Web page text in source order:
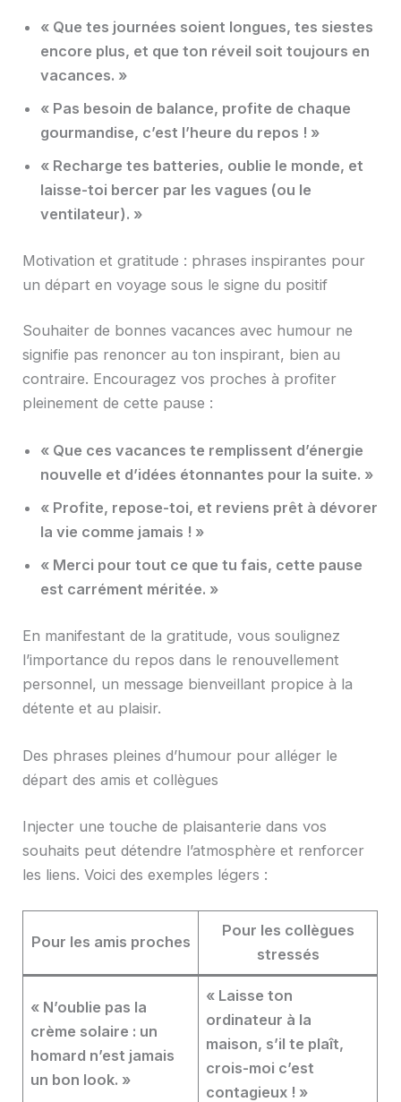
« Que tes journées soient longues, tes siestes
encore plus, et que ton réveil soit toujours en
vacances. »
« Pas besoin de balance, profite de chaque
gourmandise, c’est l’heure du repos ! »
« Recharge tes batteries, oublie le monde, et
laisse-toi bercer par les vagues (ou le
ventilateur). »
Motivation et gratitude : phrases inspirantes pour
un départ en voyage sous le signe du positif
Souhaiter de bonnes vacances avec humour ne
signifie pas renoncer au ton inspirant, bien au
contraire. Encouragez vos proches à profiter
pleinement de cette pause :
« Que ces vacances te remplissent d’énergie
nouvelle et d’idées étonnantes pour la suite. »
« Profite, repose-toi, et reviens prêt à dévorer
la vie comme jamais ! »
« Merci pour tout ce que tu fais, cette pause
est carrément méritée. »
En manifestant de la gratitude, vous soulignez
l’importance du repos dans le renouvellement
personnel, un message bienveillant propice à la
détente et au plaisir.
Des phrases pleines d’humour pour alléger le
départ des amis et collègues
Injecter une touche de plaisanterie dans vos
souhaits peut détendre l’atmosphère et renforcer
les liens. Voici des exemples légers :
Pour les amis proches
Pour les collègues
stressés
« N’oublie pas la
crème solaire : un
homard n’est jamais
un bon look. »
« Laisse ton
ordinateur à la
maison, s’il te plaît,
crois-moi c’est
contagieux ! »